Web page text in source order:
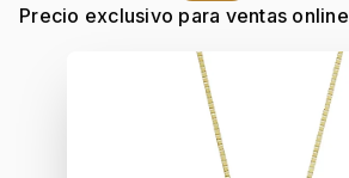
Precio exclusivo para ventas online